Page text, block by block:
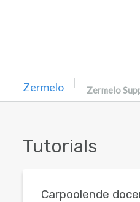
Zermelo
Tutorials
Carpoolende